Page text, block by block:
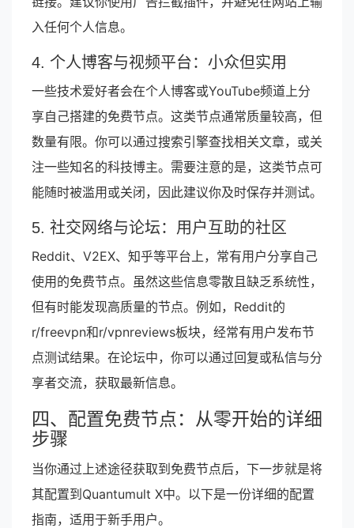
入任何个人信息。
4. 个人博客与视频平台：小众但实用
一些技术爱好者会在个人博客或YouTube频道上分
享自己搭建的免费节点。这类节点通常质量较高，但
数量有限。你可以通过搜索引擎查找相关文章，或关
注一些知名的科技博主。需要注意的是，这类节点可
能随时被滥用或关闭，因此建议你及时保存并测试。
5. 社交网络与论坛：用户互助的社区
Reddit、V2EX、知乎等平台上，常有用户分享自己
使用的免费节点。虽然这些信息零散且缺乏系统性，
但有时能发现高质量的节点。例如，Reddit的
r/freevpn和r/vpnreviews板块，经常有用户发布节
点测试结果。在论坛中，你可以通过回复或私信与分
享者交流，获取最新信息。
四、配置免费节点：从零开始的详细
步骤
当你通过上述途径获取到免费节点后，下一步就是将
其配置到Quantumult X中。以下是一份详细的配置
指南，适用于新手用户。